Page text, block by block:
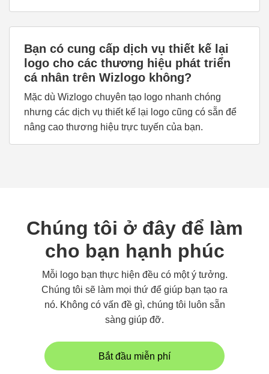
Bạn có cung cấp dịch vụ thiết kế lại
logo cho các thương hiệu phát triển
cá nhân trên Wizlogo không?
Mặc dù Wizlogo chuyên tạo logo nhanh chóng
nhưng các dịch vụ thiết kế lại logo cũng có sẵn để
nâng cao thương hiệu trực tuyến của bạn.
Chúng tôi ở đây để làm
cho bạn hạnh phúc
Mỗi logo bạn thực hiện đều có một ý tưởng.
Chúng tôi sẽ làm mọi thứ để giúp bạn tạo ra
nó. Không có vấn đề gì, chúng tôi luôn sẵn
sàng giúp đỡ.
Bắt đầu miễn phí